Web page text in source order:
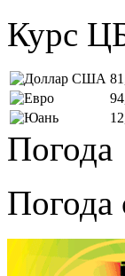
Курс
Погода
Погода